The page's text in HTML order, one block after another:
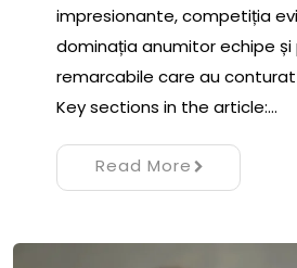
impresionante, competiția
dominația anumitor echipe
remarcabile care au
Key sections in the article:…
Read More